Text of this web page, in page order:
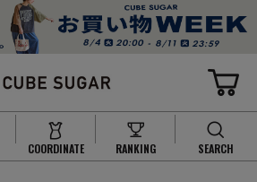
COORDINATE RANKING SEARCH